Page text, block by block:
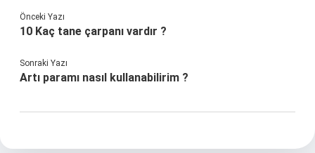
Önceki Yazı
10 Kaç tane çarpanı vardır ?
Sonraki Yazı
Artı paramı nasıl kullanabilirim ?